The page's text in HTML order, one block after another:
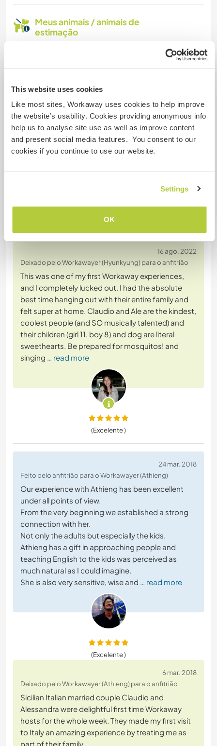
This website uses cookies
Like most sites, Workaway uses cookies to help improve
the website’s usability. Cookies providing anonymous info
help us to analyse site use as well as improve content
and present social media features. You consent to our
cookies if you continue to use our website.
Settings
OK
Meus animais / animais de
estimação
Nº de ref. de anfitrião: 552461677348
Converse com Workawayers que já
visitaram este anfitrião
16 ago. 2022
Deixado pelo Workawayer (Hyunkyung) para o anfitrião
This was one of my first Workaway experiences,
and I completely lucked out. I had the absolute
best time hanging out with their entire family and
felt super at home. Claudio and Ale are the kindest,
coolest people (and SO musically talented) and
their children (girl 11, boy 8) and dog are literal
sweethearts. Be prepared for mosquitos! and
singing … read more
(Excelente )
24 mar. 2018
Feito pelo anfitrião para o Workawayer (Athieng)
Our experience with Athieng has been excellent
under all points of view.
From the very beginning we established a strong
connection with her.
Not only the adults but especially the kids.
Athieng has a gift in approaching people and
teaching English to the kids was perceived as
much natural as I could imagine.
She is also very sensitive, wise and … read more
(Excelente )
6 mar. 2018
Deixado pelo Workawayer (Athieng) para o anfitrião
Sicilian Italian married couple Claudio and
Alessandra were delightful first time Workaway
hosts for the whole week. They made my first visit
to Italy an amazing experience by treating me as
part of their family.